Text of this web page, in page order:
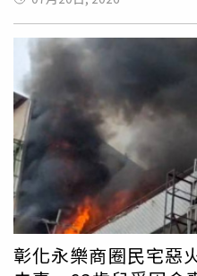
物發生火警；勤務中心立刻
10輛救護車及10輛警備車，
赴現場指揮官第三救災防護
5層樓RC建築，當時3樓不
女受困
頂樓
安全區，火勢持
灌救，同步規劃高空救援。
家族成員，包括90歲蕭姓老
婦、32歲孫女及57歲外籍看
勢、阻隔高溫，再由雲梯車
此，詹仁傑解釋，因雲梯車
必須先建立防護水幕，確認
援。蕭家老小六口人受困屋
分四梯次，將傷者救下送醫
彰化永樂商圈民宅惡